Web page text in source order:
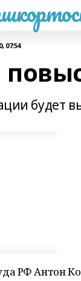
07:54
будет
РФ Антон